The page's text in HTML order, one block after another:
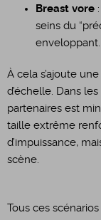
Breast vore
seins du
enveloppant.
À cela s’ajoute
d’échelle. Dans
partenaires est
taille extrême
d’impuissance,
scène.
​Tous ces